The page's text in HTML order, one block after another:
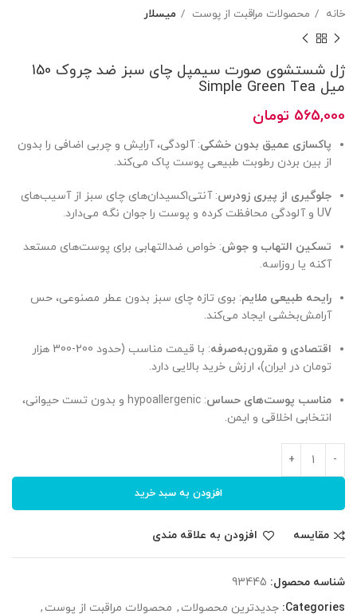
خانه محصولات مراقبت از پوست میسلار
ژل شستشوی صورت سیمپل چای سبز ضد چروک 150
میل Simple Green Tea
565,000 تومان
پاکسازی عمیق بدون خشکی: آلودگی، آرایش و چربی اضافی را بدون
از بین بردن رطوبت طبیعی پوست پاک می‌کند.
جلوگیری از پیری زودرس: آنتی‌اکسیدان‌های چای سبز از آسیب‌های
UV و آلودگی محافظت کرده و پوست را جوان نگه می‌دارد.
تسکین التهاب و جوش: خواص ضدالتهابی برای پوست‌های مستعد
آکنه یا روزاسه.
رایحه طبیعی ملایم: بوی تازه چای سبز بدون عطر مصنوعی، حس
آرامش‌بخشی ایجاد می‌کند.
اقتصادی و مقرون‌به‌صرفه
: با قیمت مناسب (حدود 200-300 هزار
تومان در ایران)، ارزش خرید بالایی دارد.
مناسب پوست‌های حساس
: hypoallergenic و بدون تست حیوانی،
انتخابی اخلاقی و ایمن.
افزودن به سبد خرید
مقایسه افزودن به علاقه مندی
شناسه محصول: 93445
Categories: جدیدترین محصولات , محصولات مراقبت از پوست ,